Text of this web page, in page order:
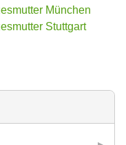
München
Stuttgart